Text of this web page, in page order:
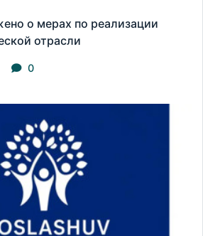
о мерах по реализации
отрасли
0